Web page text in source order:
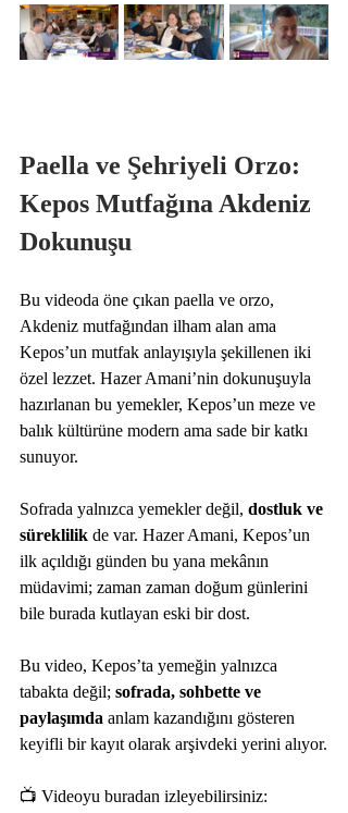
Paella ve Şehriyeli Orzo:
Kepos Mutfağına Akdeniz
Dokunuşu
Bu videoda öne çıkan paella ve orzo,
Akdeniz mutfağından ilham alan ama
Kepos’un mutfak anlayışıyla şekillenen iki
özel lezzet. Hazer Amani’nin dokunuşuyla
hazırlanan bu yemekler, Kepos’un meze ve
balık kültürüne modern ama sade bir katkı
sunuyor.
Sofrada yalnızca yemekler değil, dostluk ve
süreklilik de var. Hazer Amani, Kepos’un
ilk açıldığı günden bu yana mekânın
müdavimi; zaman zaman doğum günlerini
bile burada kutlayan eski bir dost.
Bu video, Kepos’ta yemeğin yalnızca
tabakta değil; sofrada, sohbette ve
paylaşımda anlam kazandığını gösteren
keyifli bir kayıt olarak arşivdeki yerini alıyor.
📺 Videoyu buradan izleyebilirsiniz: